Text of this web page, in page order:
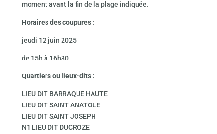
moment avant la fin de la plage indiquée.
Horaires des coupures :
jeudi 12 juin 2025
de 15h à 16h30
Quartiers ou lieux-dits :
LIEU DIT BARRAQUE HAUTE
LIEU DIT SAINT ANATOLE
LIEU DIT SAINT JOSEPH
N1 LIEU DIT DUCROZE